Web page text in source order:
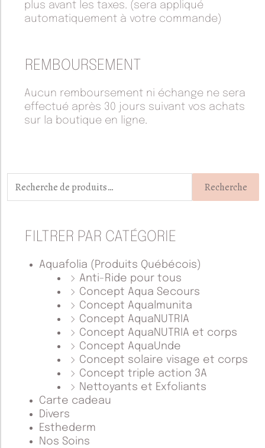
plus avant les taxes. (sera appliqué
automatiquement à votre commande)
REMBOURSEMENT
Aucun remboursement ni échange ne sera
effectué après 30 jours suivant vos achats
sur la boutique en ligne.
Recherche
FILTRER PAR CATÉGORIE
Aquafolia (Produits Québécois)
Anti-Ride pour tous
Concept Aqua Secours
Concept Aqualmunita
Concept AquaNUTRIA
Concept AquaNUTRIA et corps
Concept AquaUnde
Concept solaire visage et corps
Concept triple action 3A
Nettoyants et Exfoliants
Carte cadeau
Divers
Esthederm
Nos Soins